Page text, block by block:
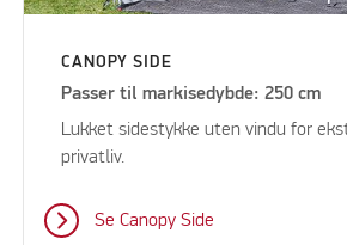
CANOPY SIDE
Passer til markisedybde: 250 cm
Lukket sidestykke uten vindu for
privatliv.
Se Canopy Side